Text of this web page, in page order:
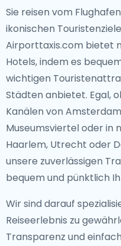
Sie reisen vom
ikonischen
Airporttaxis.com bietet
Hotels, indem es
wichtigen
Städten anbietet. Egal,
Kanälen von
Museumsviertel oder in
Haarlem, Utrecht oder
unsere zuverlässigen
bequem und pünktlich
Wir sind darauf
Reiseerlebnis zu
Transparenz und